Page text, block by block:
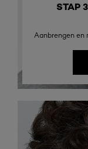
STAP
Aanbrengen en